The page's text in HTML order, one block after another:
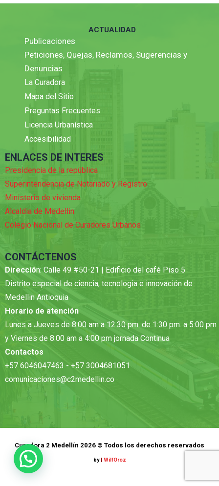
ACTUALIDAD
Publicaciones
Peticiones, Quejas, Reclamos, Sugerencias y
Denuncias
La Curadora
Mapa del Sitio
Preguntas Frecuentes
Licencia Urbanística
Accesibilidad
ENLACES DE INTERES
Presidencia de la república
Superintendencia de Notariado y Registro
Ministerio de vivienda
Alcaldia de Medellin
Colegio Nacional de Curadores Urbanos
CONTÁCTENOS
Dirección: Calle 49 #50-21 | Edificio del café Piso 5
Distrito especial de ciencia, tecnologia e innovación de
Medellin Antioquia
Horario de atención
Lunes a Jueves de 8:00 am a 12.30 pm. de 1:30 pm. a 5:00 pm
y Viernes de 8:00 am a 4:00 pm jornada Continua
Contactos
+57 6046047463 - +57 3004681051
comunicaciones@c2medellin.co
Curadora 2 Medellín 2026 © Todos los derechos reservados
by| WilfOroz